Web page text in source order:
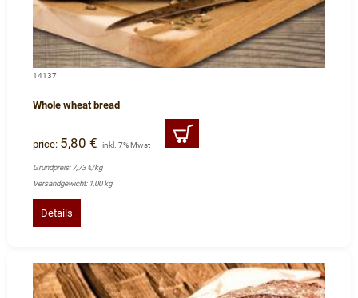
14137
Whole wheat bread
price: 5,80 € inkl. 7% Mwst
Grundpreis: 7,73 €/kg
Versandgewicht: 1,00 kg
Details